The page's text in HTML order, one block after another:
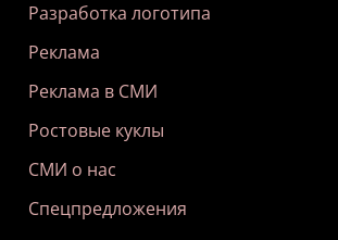
Разработка логотипа
Реклама
Реклама в СМИ
Ростовые куклы
СМИ о нас
Спецпредложения